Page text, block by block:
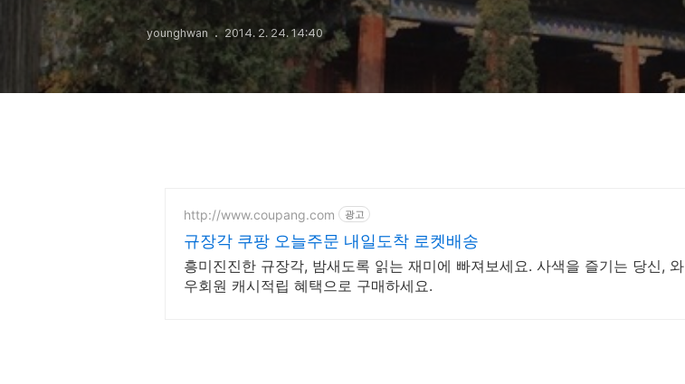
younghwan 2014. 2. 24. 14:40
http://www.coupang.com 광고
규장각 쿠팡 오늘주문 내일도착 로켓배송
흥미진진한 규장각, 밤새도록 읽는 재미에 빠져보세요. 사색을 즐기는 당신, 와
우회원 캐시적립 혜택으로 구매하세요.